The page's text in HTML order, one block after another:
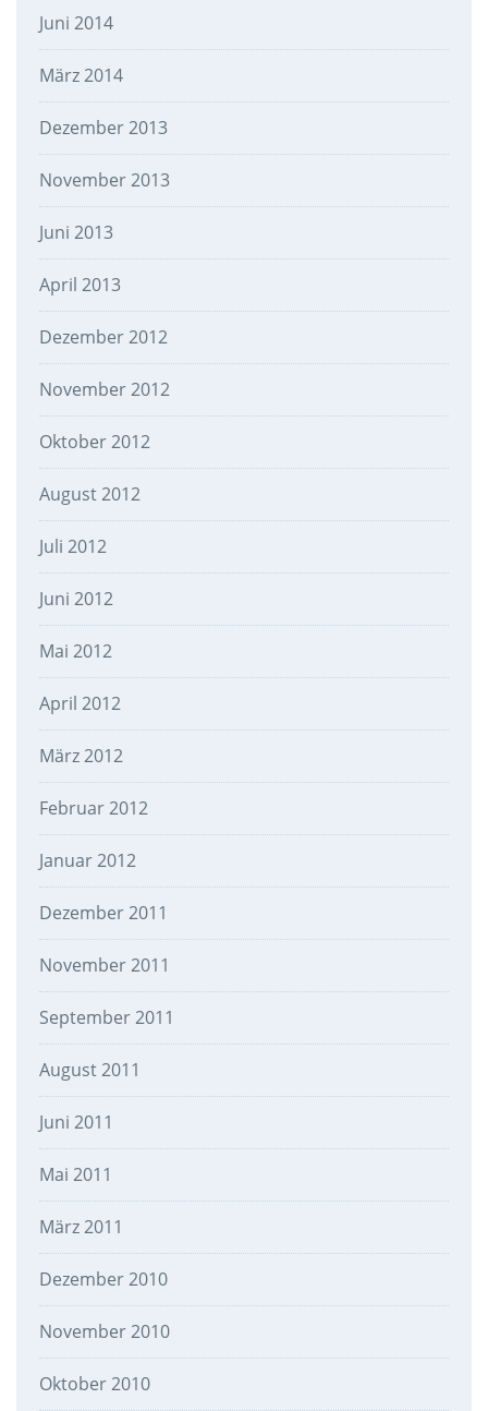
Juni 2014
März 2014
Dezember 2013
November 2013
Juni 2013
April 2013
Dezember 2012
November 2012
Oktober 2012
August 2012
Juli 2012
Juni 2012
Mai 2012
April 2012
März 2012
Februar 2012
Januar 2012
Dezember 2011
November 2011
September 2011
August 2011
Juni 2011
Mai 2011
März 2011
Dezember 2010
November 2010
Oktober 2010